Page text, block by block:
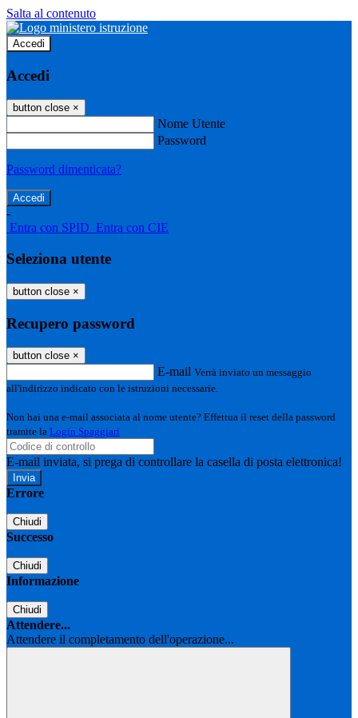
Salta al contenuto
Accedi
Accedi
button close ×
Nome Utente
Password
Password dimenticata?
-
Entra con SPID Entra con CIE
Seleziona utente
button close ×
Recupero password
button close ×
E-mail Verrà inviato un messaggio
all'indirizzo indicato con le istruzioni necessarie.
Non hai una e-mail associata al nome utente? Effettua il reset della password
tramite la Login Spaggiari
E-mail inviata, si prega di controllare la casella di posta elettronica!
Errore
Chiudi
Successo
Chiudi
Informazione
Chiudi
Attendere...
Attendere il completamento dell'operazione...